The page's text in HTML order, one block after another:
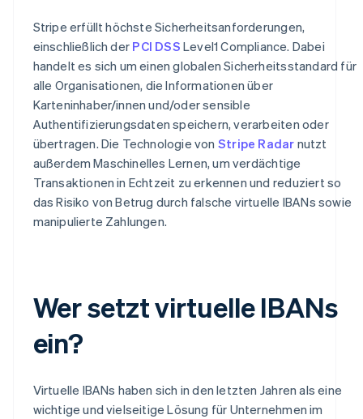
Stripe erfüllt höchste Sicherheitsanforderungen,
einschließlich der PCI DSS Level1 Compliance. Dabei
handelt es sich um einen globalen Sicherheitsstandard für
alle Organisationen, die Informationen über
Karteninhaber/innen und/oder sensible
Authentifizierungsdaten speichern, verarbeiten oder
übertragen. Die Technologie von Stripe Radar nutzt
außerdem Maschinelles Lernen, um verdächtige
Transaktionen in Echtzeit zu erkennen und reduziert so
das Risiko von Betrug durch falsche virtuelle IBANs sowie
manipulierte Zahlungen.
Wer setzt virtuelle IBANs
ein?
Virtuelle IBANs haben sich in den letzten Jahren als eine
wichtige und vielseitige Lösung für Unternehmen im